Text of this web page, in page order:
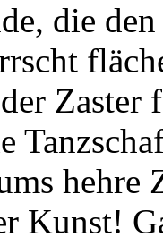
die
Zaster
Kunst!